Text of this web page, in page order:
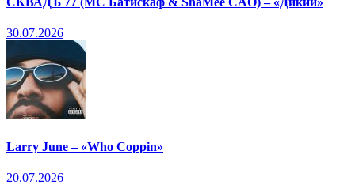
30.07.2026
Larry June – «Who Coppin»
20.07.2026